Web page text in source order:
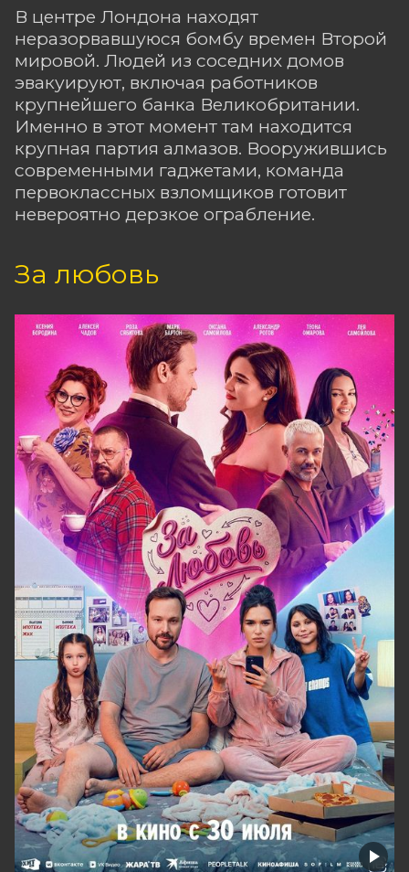
В центре Лондона находят
неразорвавшуюся бомбу времен Второй
мировой. Людей из соседних домов
эвакуируют, включая работников
крупнейшего банка Великобритании.
Именно в этот момент там находится
крупная партия алмазов. Вооружившись
современными гаджетами, команда
первоклассных взломщиков готовит
невероятно дерзкое ограбление.
За любовь